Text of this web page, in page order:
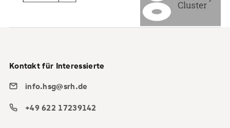
Kontakt für Interessierte
info.hsg@srh.de
+49 622 17239142